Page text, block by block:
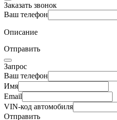
Заказать звонок
Ваш телефон
Описание
Отправить
Запрос
Ваш телефон
Имя
Email
VIN-код автомобиля
Отправить